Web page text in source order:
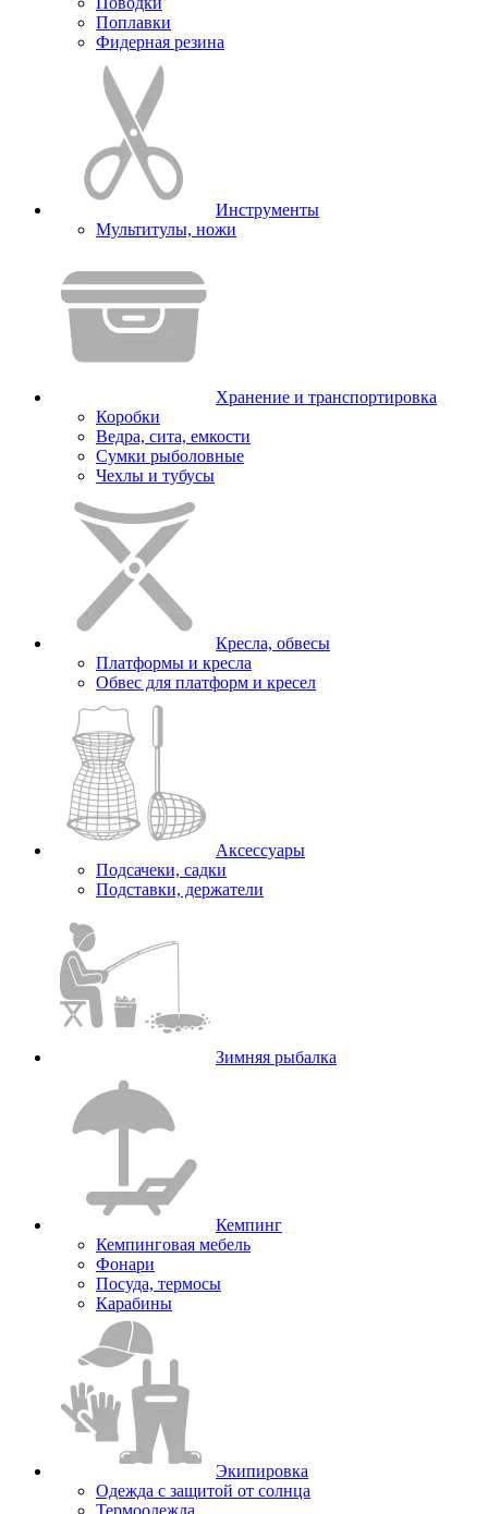
Поплавки
Фидерная резина
Инструменты
Мультитулы, ножи
Хранение и транспортировка
Коробки
Ведра, сита, емкости
Сумки рыболовные
Чехлы и тубусы
Кресла, обвесы
Платформы и кресла
Обвес для платформ и кресел
Аксессуары
Подсачеки, садки
Подставки, держатели
Зимняя рыбалка
Кемпинг
Кемпинговая мебель
Фонари
Посуда, термосы
Карабины
Экипировка
Одежда с защитой от солнца
Термоодежда